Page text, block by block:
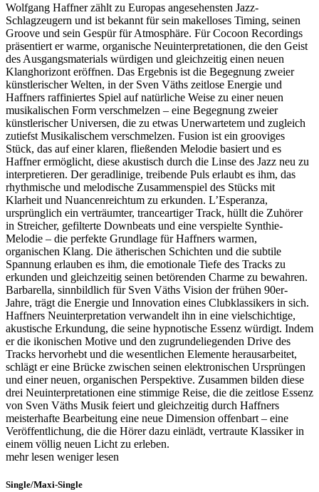
Wolfgang Haffner zählt zu Europas angesehensten Jazz-
Schlagzeugern und ist bekannt für sein makelloses Timing, seinen
Groove und sein Gespür für Atmosphäre. Für Cocoon Recordings
präsentiert er warme, organische Neuinterpretationen, die den Geist
des Ausgangsmaterials würdigen und gleichzeitig einen neuen
Klanghorizont eröffnen. Das Ergebnis ist die Begegnung zweier
künstlerischer Welten, in der Sven Väths zeitlose Energie und
Haffners raffiniertes Spiel auf natürliche Weise zu einer neuen
musikalischen Form verschmelzen – eine Begegnung zweier
künstlerischer Universen, die zu etwas Unerwartetem und zugleich
zutiefst Musikalischem verschmelzen. Fusion ist ein grooviges
Stück, das auf einer klaren, fließenden Melodie basiert und es
Haffner ermöglicht, diese akustisch durch die Linse des Jazz neu zu
interpretieren. Der geradlinige, treibende Puls erlaubt es ihm, das
rhythmische und melodische Zusammenspiel des Stücks mit
Klarheit und Nuancenreichtum zu erkunden. L’Esperanza,
ursprünglich ein verträumter, tranceartiger Track, hüllt die Zuhörer
in Streicher, gefilterte Downbeats und eine verspielte Synthie-
Melodie – die perfekte Grundlage für Haffners warmen,
organischen Klang. Die ätherischen Schichten und die subtile
Spannung erlauben es ihm, die emotionale Tiefe des Tracks zu
erkunden und gleichzeitig seinen betörenden Charme zu bewahren.
Barbarella, sinnbildlich für Sven Väths Vision der frühen 90er-
Jahre, trägt die Energie und Innovation eines Clubklassikers in sich.
Haffners Neuinterpretation verwandelt ihn in eine vielschichtige,
akustische Erkundung, die seine hypnotische Essenz würdigt. Indem
er die ikonischen Motive und den zugrundeliegenden Drive des
Tracks hervorhebt und die wesentlichen Elemente herausarbeitet,
schlägt er eine Brücke zwischen seinen elektronischen Ursprüngen
und einer neuen, organischen Perspektive. Zusammen bilden diese
drei Neuinterpretationen eine stimmige Reise, die die zeitlose Essenz
von Sven Väths Musik feiert und gleichzeitig durch Haffners
meisterhafte Bearbeitung eine neue Dimension offenbart – eine
Veröffentlichung, die die Hörer dazu einlädt, vertraute Klassiker in
einem völlig neuen Licht zu erleben.
mehr lesen weniger lesen
Single/Maxi-Single